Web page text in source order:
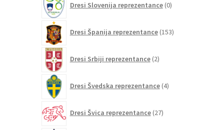
Dresi Slovenija reprezentance 0izdelkov
Dresi Španija reprezentance 153izdelkov
Dresi Srbiji reprezentance 2izdelka
Dresi Švedska reprezentance 4izdelki
Dresi Švica reprezentance 27izdelkov